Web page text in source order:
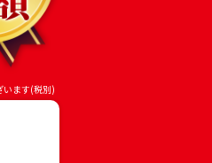
ます(税別)